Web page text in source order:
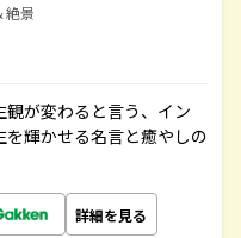
絶景
が変わると言う、イン
輝かせる名言と癒やしの
詳細を見る